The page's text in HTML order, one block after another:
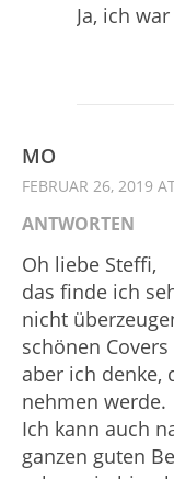
Ja, ich
MO
FEBRUAR 26, 2019
ANTWORTEN
Oh liebe Steffi,
das finde ich
nicht
schönen
aber ich denke,
nehmen werde.
Ich kann auch
ganzen guten